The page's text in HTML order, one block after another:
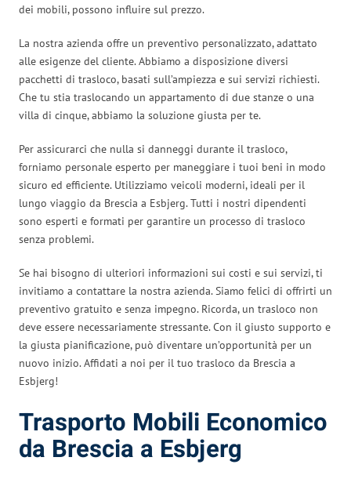
dei mobili, possono influire sul prezzo.
La nostra azienda offre un preventivo personalizzato, adattato
alle esigenze del cliente. Abbiamo a disposizione diversi
pacchetti di trasloco, basati sull’ampiezza e sui servizi richiesti.
Che tu stia traslocando un appartamento di due stanze o una
villa di cinque, abbiamo la soluzione giusta per te.
Per assicurarci che nulla si danneggi durante il trasloco,
forniamo personale esperto per maneggiare i tuoi beni in modo
sicuro ed efficiente. Utilizziamo veicoli moderni, ideali per il
lungo viaggio da Brescia a Esbjerg. Tutti i nostri dipendenti
sono esperti e formati per garantire un processo di trasloco
senza problemi.
Se hai bisogno di ulteriori informazioni sui costi e sui servizi, ti
invitiamo a contattare la nostra azienda. Siamo felici di offrirti un
preventivo gratuito e senza impegno. Ricorda, un trasloco non
deve essere necessariamente stressante. Con il giusto supporto e
la giusta pianificazione, può diventare un’opportunità per un
nuovo inizio. Affidati a noi per il tuo trasloco da Brescia a
Esbjerg!
Trasporto Mobili Economico
da Brescia a Esbjerg